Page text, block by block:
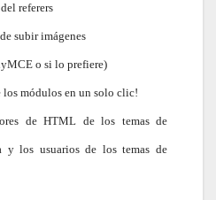
referers
subir imágenes
o si lo prefiere)
módulos en un solo clic!
de HTML de los temas de
y los usuarios de los temas de